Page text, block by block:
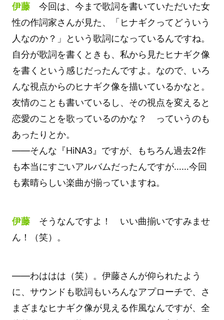
伊藤今回は、今まで歌詞を書いていただいた女
性の作詞家さんが見た、「ヒナギクってどういう
人なのか？」という歌詞になっているんですね。
自分が歌詞を書くときも、私から見たヒナギク像
を書くという感じだったんですよ。なので、いろ
んな視点からのヒナギク像を描いているかなと。
友情のことも書いているし、その視点を変えると
恋愛のことを歌っているのかな？ っていうのも
あったりとか。
――そんな『HiNA3』ですが、もちろん過去2作
も本当にすごいアルバムだったんですが……今回
も素晴らしい楽曲が揃っていますね。
伊藤そうなんですよ！ いい曲揃いですみませ
ん！（笑）。
――わははは（笑）。伊藤さんが仰られたよう
に、サウンドも歌詞もいろんなアプローチで、さ
まざまなヒナギク像が見える作風なんですが、全